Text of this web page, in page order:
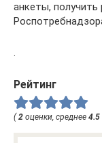
анкеты, получить
.
Рейтинг
(2 оценки, среднее 4.5